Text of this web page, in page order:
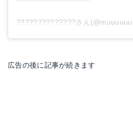
広告の後に記事が続きます